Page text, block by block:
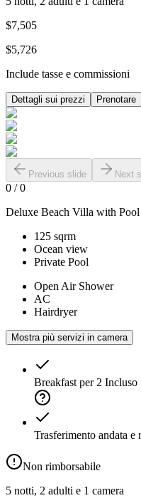
$7,505
$5,726
Include tasse e commissioni
Dettagli sui prezzi Prenotare
Previous slide Next
0 /0
Deluxe Beach Villa with Pool
125 sqrm
Ocean view
Private Pool
Open Air Shower
AC
Hairdryer
Mostra più servizi in camera
Breakfast per 2 Incluso
Trasferimento andata
Non rimborsabile
5 notti, 2 adulti e 1 camera